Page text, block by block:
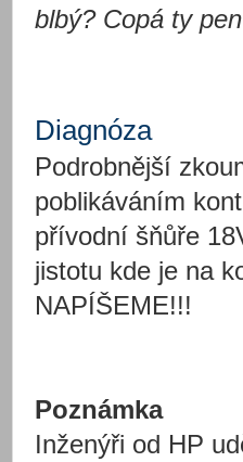
blbý? Copá ty
Diagnóza
Podrobnější
poblikáváním
přívodní šňůře
jistotu kde je na
NAPÍŠEME!!!
Poznámka
Inženýři od HP